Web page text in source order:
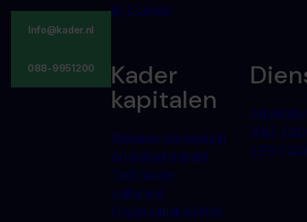
Info@kader.nl
088-9951200
bij Contact
Kader
kapitalen
Medewerkerswelzijn
Arbeidsveiligheid
Technische
veiligheid
Organisatiekwaliteit
RI&E ESG
27001